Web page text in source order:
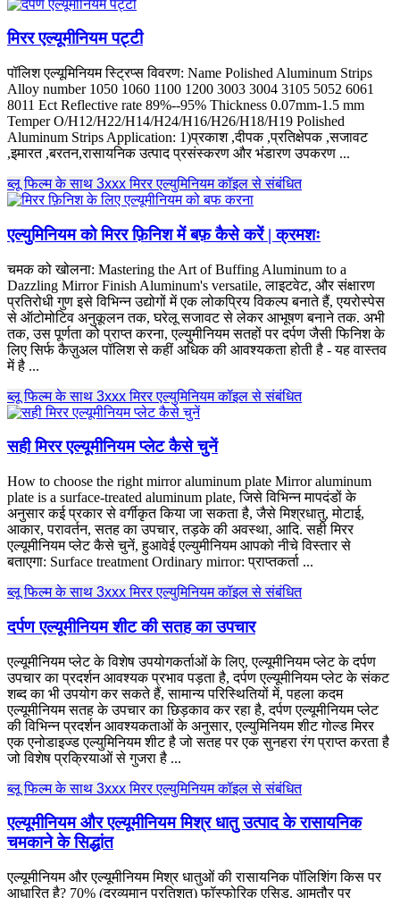
मिरर एल्यूमीनियम पट्टी
पॉलिश एल्यूमिनियम स्ट्रिप्स विवरण: Name Polished Aluminum Strips
Alloy number1050 1060 1100 1200 3003 3004 3105 5052 6061
8011 Ect Reflective rate 89%--95% Thickness 0.07mm-1.5 mm
Temper O/H12/H22/H14/H24/H16/H26/H18/H19 Polished
Aluminum Strips Application: 1)प्रकाश ,दीपक ,प्रतिक्षेपक ,सजावट
,इमारत ,बरतन,रासायनिक उत्पाद प्रसंस्करण और भंडारण उपकरण ...
ब्लू फिल्म के साथ 3xxx मिरर एल्युमिनियम कॉइल से संबंधित
एल्युमिनियम को मिरर फ़िनिश में बफ़ कैसे करें | क्रमशः
चमक को खोलना: Mastering the Art of Buffing Aluminum to a
Dazzling Mirror Finish Aluminum's versatile, लाइटवेट, और संक्षारण
प्रतिरोधी गुण इसे विभिन्न उद्योगों में एक लोकप्रिय विकल्प बनाते हैं, एयरोस्पेस
से ऑटोमोटिव अनुकूलन तक, घरेलू सजावट से लेकर आभूषण बनाने तक. अभी
तक, उस पूर्णता को प्राप्त करना, एल्युमीनियम सतहों पर दर्पण जैसी फिनिश के
लिए सिर्फ कैज़ुअल पॉलिश से कहीं अधिक की आवश्यकता होती है - यह वास्तव
में है ...
ब्लू फिल्म के साथ 3xxx मिरर एल्युमिनियम कॉइल से संबंधित
सही मिरर एल्यूमीनियम प्लेट कैसे चुनें
How to choose the right mirror aluminum plate Mirror aluminum
plate is a surface-treated aluminum plate, जिसे विभिन्न मापदंडों के
अनुसार कई प्रकार से वर्गीकृत किया जा सकता है, जैसे मिश्रधातु, मोटाई,
आकार, परावर्तन, सतह का उपचार, तड़के की अवस्था, आदि. सही मिरर
एल्यूमीनियम प्लेट कैसे चुनें, हुआवेई एल्युमीनियम आपको नीचे विस्तार से
बताएगा: Surface treatment Ordinary mirror: प्राप्तकर्ता ...
ब्लू फिल्म के साथ 3xxx मिरर एल्युमिनियम कॉइल से संबंधित
दर्पण एल्यूमीनियम शीट की सतह का उपचार
एल्यूमीनियम प्लेट के विशेष उपयोगकर्ताओं के लिए, एल्यूमीनियम प्लेट के दर्पण
उपचार का प्रदर्शन आवश्यक प्रभाव पड़ता है, दर्पण एल्यूमीनियम प्लेट के संकट
शब्द का भी उपयोग कर सकते हैं, सामान्य परिस्थितियों में, पहला कदम
एल्यूमीनियम सतह के उपचार का छिड़काव कर रहा है, दर्पण एल्यूमीनियम प्लेट
की विभिन्न प्रदर्शन आवश्यकताओं के अनुसार, एल्युमिनियम शीट गोल्ड मिरर
एक एनोडाइज्ड एल्युमिनियम शीट है जो सतह पर एक सुनहरा रंग प्राप्त करता है
जो विशेष प्रक्रियाओं से गुजरा है ...
ब्लू फिल्म के साथ 3xxx मिरर एल्युमिनियम कॉइल से संबंधित
एल्यूमीनियम और एल्यूमीनियम मिश्र धातु उत्पाद के रासायनिक
चमकाने के सिद्धांत
एल्यूमीनियम और एल्यूमीनियम मिश्र धातुओं की रासायनिक पॉलिशिंग किस पर
आधारित है? 70% (द्रव्यमान प्रतिशत) फॉस्फोरिक एसिड. आमतौर पर